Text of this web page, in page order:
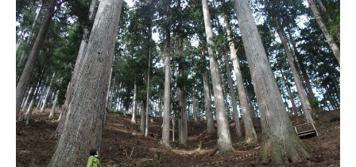
「あさひねこ」の木曽五木って何？その特徴
とは
日本のブランド木材には、○○杉といった1つの樹種だけで
なく、その土地を代表するいくつかの樹種がセット...
クリ（栗）：知っておきたい日本の木材～そ
の特徴と物語～
日本人なら知っておきたい日本の木材をご紹介するシリ
ーズ。 今回は、甘～くてほくほくの実がおいしい「...